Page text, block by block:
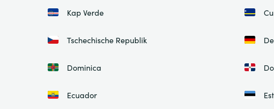
Kap Verde
Tschechische Republik
Dominica
Ecuador